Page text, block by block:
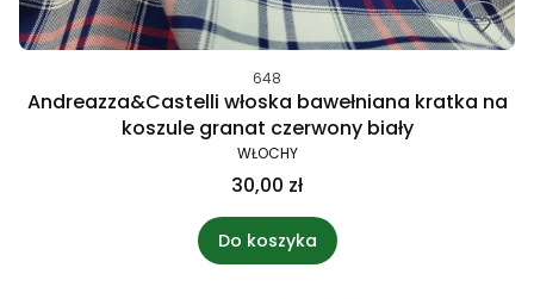
648
Andreazza&Castelli włoska bawełniana kratka na
koszule granat czerwony biały
WŁOCHY
30,00 zł
Do koszyka